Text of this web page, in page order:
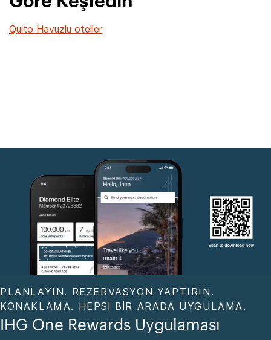
Quito Havuzlu oteller
PLANLAYIN. REZERVASYON YAPTIRIN.
KONAKLAMA. HEPSI BIR ARADA UYGULAMA.
IHG One Rewards Uygulaması